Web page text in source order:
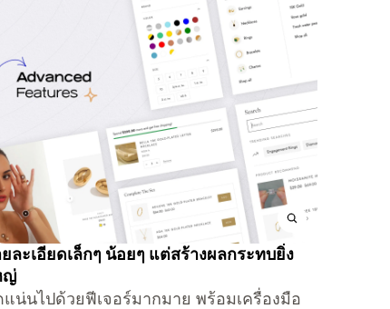
ละเอียดเล็กๆ น้อยๆ แต่สร้างผลกระทบยิ่ง
ญ่
แน่นไปด้วยฟีเจอร์มากมาย พร้อมเครื่องมือ